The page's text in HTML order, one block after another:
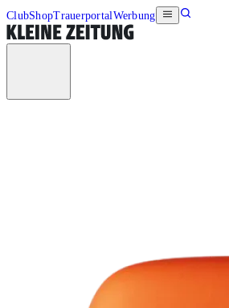
ClubShopTrauerportalWerbung